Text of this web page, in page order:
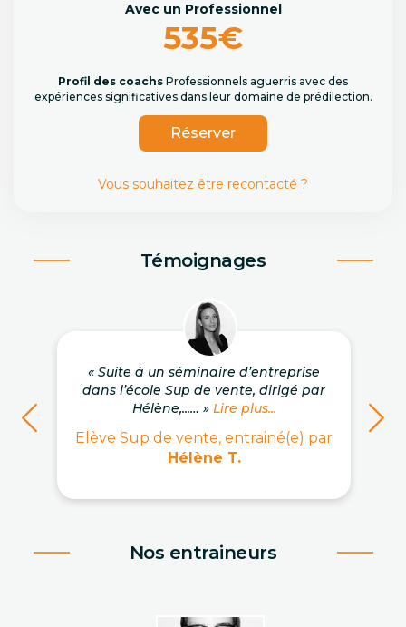
Avec un Professionnel
535€
Profil des coachs Professionnels aguerris avec des
expériences significatives dans leur domaine de prédilection.
Réserver
Vous souhaitez être recontacté ?
Témoignages
« Suite à un séminaire d’entreprise
dans l’école Sup de vente, dirigé par
Hélène,...… » Lire plus...
Elève Sup de vente, entrainé(e) par
Hélène T.
Nos entraineurs